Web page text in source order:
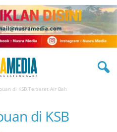
di KSB Terseret Air Bah
di KSB